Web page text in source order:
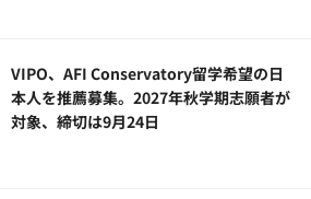
VIPO、AFI Conservatory留学希望の日
本人を推薦募集。2027年秋学期志願者が
対象、締切は9月24日